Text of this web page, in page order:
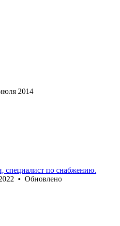
2014
специалист по снабжению.
• Обновлено